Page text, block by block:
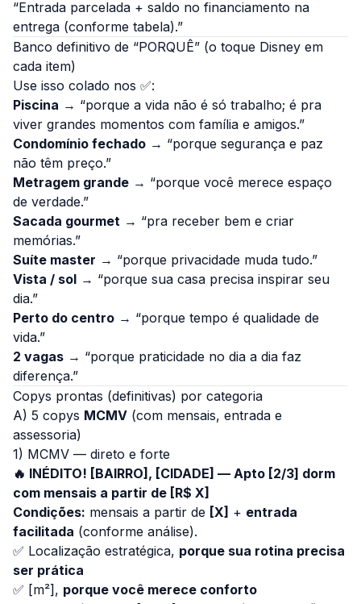
“Entrada parcelada + saldo no financiamento na
entrega (conforme tabela).”
Banco definitivo de “PORQUÊ” (o toque Disney em
cada item)
Use isso colado nos ✅:
Piscina → “porque a vida não é só trabalho; é pra
viver grandes momentos com família e amigos.”
Condomínio fechado → “porque segurança e paz
não têm preço.”
Metragem grande → “porque você merece espaço
de verdade.”
Sacada gourmet → “pra receber bem e criar
memórias.”
Suíte master → “porque privacidade muda tudo.”
Vista / sol → “porque sua casa precisa inspirar seu
dia.”
Perto do centro → “porque tempo é qualidade de
vida.”
2 vagas → “porque praticidade no dia a dia faz
diferença.”
Copys prontas (definitivas) por categoria
A) 5 copys MCMV (com mensais, entrada e
assessoria)
1) MCMV — direto e forte
🔥 INÉDITO! [BAIRRO], [CIDADE] — Apto [2/3] dorm
com mensais a partir de [R$ X]
Condições: mensais a partir de [X] + entrada
facilitada (conforme análise).
✅ Localização estratégica, porque sua rotina precisa
ser prática
✅ [m²], porque você merece conforto